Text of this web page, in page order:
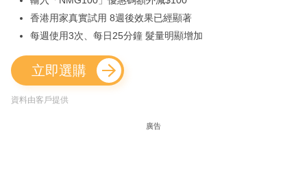
香港用家真實試用 8週後效果已經顯著
每週使用3次、每日25分鐘 髮量明顯增加
立即選購
資料由客戶提供
廣告